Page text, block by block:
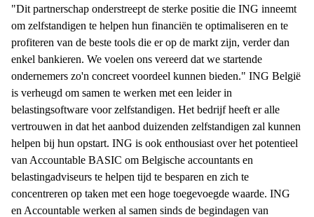
"Dit partnerschap onderstreept de sterke positie die ING inneemt
om zelfstandigen te helpen hun financiën te optimaliseren en te
profiteren van de beste tools die er op de markt zijn, verder dan
enkel bankieren. We voelen ons vereerd dat we startende
ondernemers zo'n concreet voordeel kunnen bieden." ING België
is verheugd om samen te werken met een leider in
belastingsoftware voor zelfstandigen. Het bedrijf heeft er alle
vertrouwen in dat het aanbod duizenden zelfstandigen zal kunnen
helpen bij hun opstart. ING is ook enthousiast over het potentieel
van Accountable BASIC om Belgische accountants en
belastingadviseurs te helpen tijd te besparen en zich te
concentreren op taken met een hoge toegevoegde waarde. ING
en Accountable werken al samen sinds de begindagen van